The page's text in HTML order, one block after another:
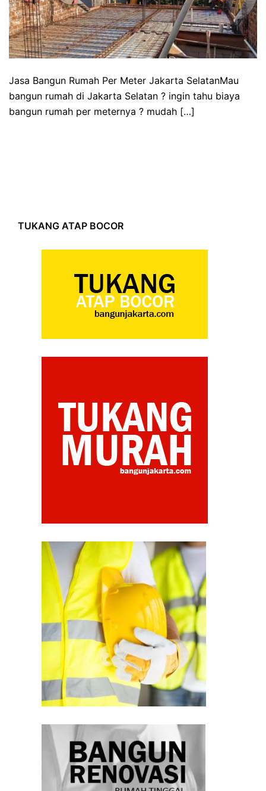
Jasa Bangun Rumah Per Meter Jakarta SelatanMau
bangun rumah di Jakarta Selatan ? ingin tahu biaya
bangun rumah per meternya ? mudah […]
TUKANG ATAP BOCOR